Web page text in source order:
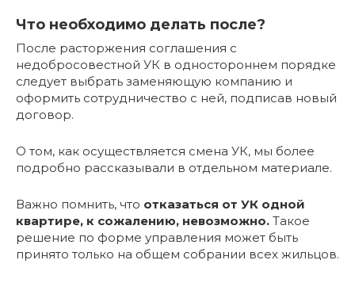
Что необходимо делать после?
После расторжения соглашения с
недобросовестной УК в одностороннем порядке
следует выбрать заменяющую компанию и
оформить сотрудничество с ней, подписав новый
договор.
О том, как осуществляется смена УК, мы более
подробно рассказывали в отдельном материале.
Важно помнить, что отказаться от УК одной
квартире, к сожалению, невозможно. Такое
решение по форме управления может быть
принято только на общем собрании всех жильцов.